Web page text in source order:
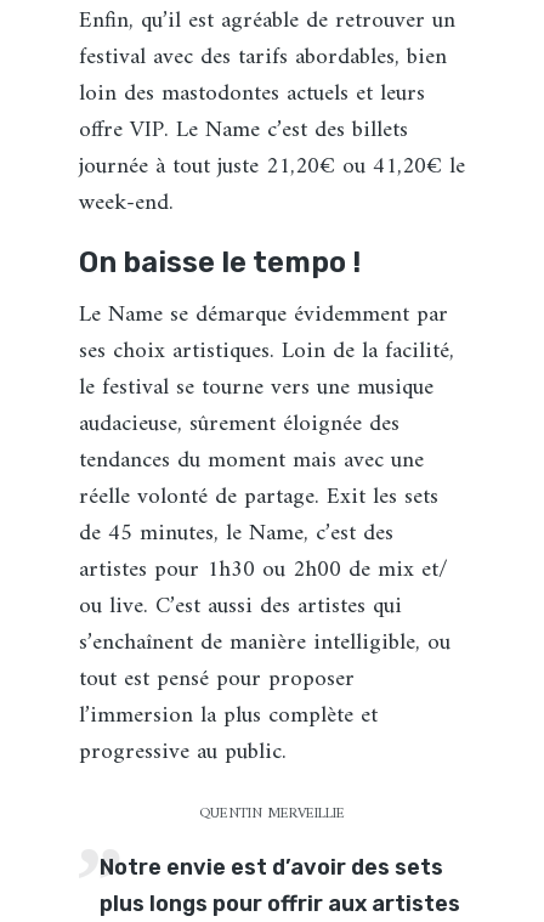
Enfin, qu’il est agréable de retrouver un
festival avec des tarifs abordables, bien
loin des mastodontes actuels et leurs
offre VIP. Le Name c’est des billets
journée à tout juste 21,20€ ou 41,20€ le
week-end.
On baisse le tempo !
Le Name se démarque évidemment par
ses choix artistiques. Loin de la facilité,
le festival se tourne vers une musique
audacieuse, sûrement éloignée des
tendances du moment mais avec une
réelle volonté de partage. Exit les sets
de 45 minutes, le Name, c’est des
artistes pour 1h30 ou 2h00 de mix et/
ou live. C’est aussi des artistes qui
s’enchaînent de manière intelligible, ou
tout est pensé pour proposer
l’immersion la plus complète et
progressive au public.
QUENTIN MERVEILLIE
Notre envie est d’avoir des sets
plus longs pour offrir aux artistes